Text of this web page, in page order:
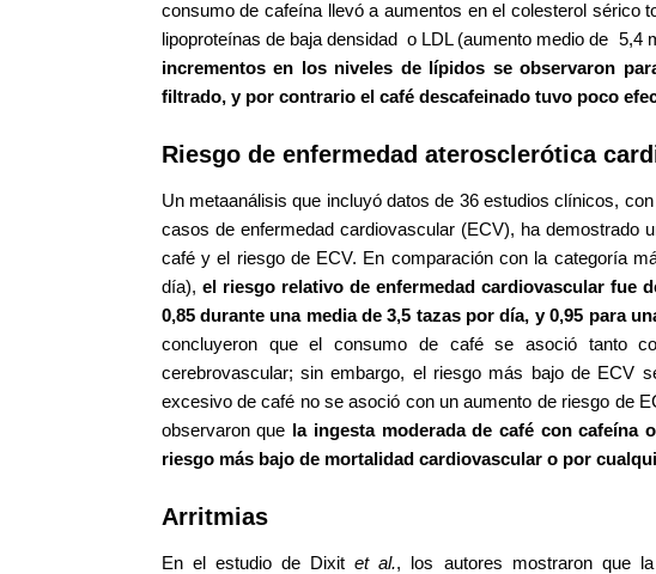
consumo de cafeína llevó a aumentos en el colesterol sérico
lipoproteínas de baja densidad o LDL (aumento medio de 5,4
incrementos en los niveles de lípidos se observaron
filtrado, y por contrario el café descafeinado tuvo poco
Riesgo de enfermedad aterosclerótica
Un metaanálisis que incluyó datos de 36 estudios clínicos,
casos de enfermedad cardiovascular (ECV), ha demostrado
café y el riesgo de ECV. En comparación con la categoría
día), el riesgo relativo de enfermedad cardiovascular fue
0,85 durante una media de 3,5 tazas por día, y 0,95 para
concluyeron que el consumo de café se asoció tanto
cerebrovascular; sin embargo, el riesgo más bajo de ECV
excesivo de café no se asoció con un aumento de riesgo de
observaron que
la ingesta moderada de café con cafeína
riesgo más bajo de mortalidad cardiovascular o por
Arritmias
En el estudio de Dixitet al., los autores mostraron que